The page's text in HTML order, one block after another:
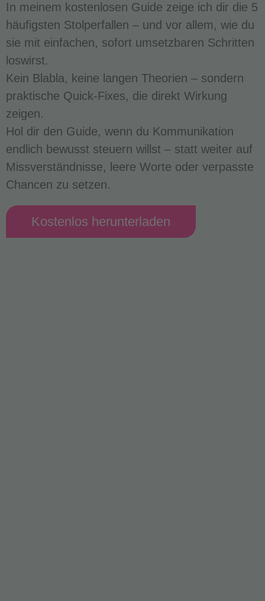
In meinem kostenlosen Guide zeige ich dir die 5
häufigsten Stolperfallen – und vor allem, wie du
sie mit einfachen, sofort umsetzbaren Schritten
loswirst.
Kein Blabla, keine langen Theorien – sondern
praktische Quick-Fixes, die direkt Wirkung
zeigen.
Hol dir den Guide, wenn du Kommunikation
endlich bewusst steuern willst – statt weiter auf
Missverständnisse, leere Worte oder verpasste
Chancen zu setzen.
Kostenlos herunterladen